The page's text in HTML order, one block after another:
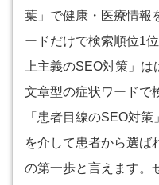
葉」で健康・医療情報
ードだけで検索順位1
上主義のSEO対策」
文章型の症状ワードで
「患者目線のSEO対
を介して患者から選ば
の第一歩と言えます。